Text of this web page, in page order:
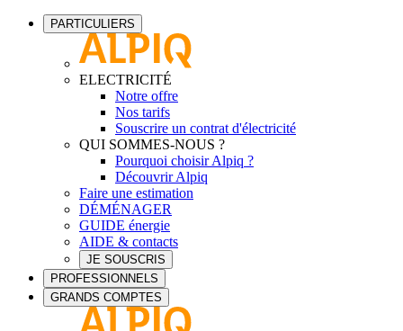
PARTICULIERS
ELECTRICITÉ
Notre offre
Nos tarifs
Souscrire un contrat d'électricité
QUI SOMMES-NOUS ?
Pourquoi choisir Alpiq ?
Découvrir Alpiq
Faire une estimation
DÉMÉNAGER
GUIDE énergie
AIDE & contacts
JE SOUSCRIS
PROFESSIONNELS
GRANDS COMPTES